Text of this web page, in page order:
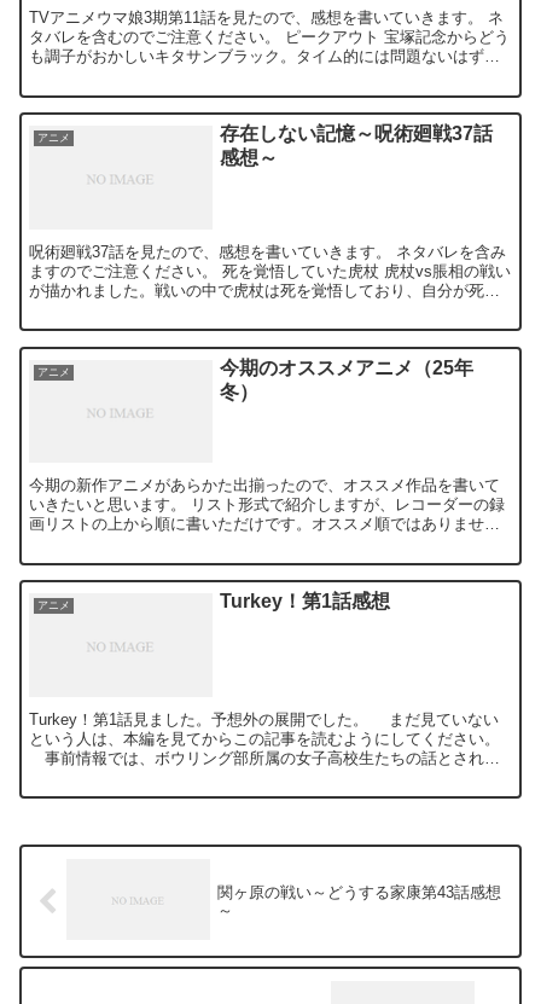
TVアニメウマ娘3期第11話を見たので、感想を書いていきます。 ネ
タバレを含むのでご注意ください。 ピークアウト 宝塚記念からどう
も調子がおかしいキタサンブラック。タイム的には問題ないはずな
アニメ
存在しない記憶～呪術廻戦37話
感想～
呪術廻戦37話を見たので、感想を書いていきます。 ネタバレを含み
ますのでご注意ください。 死を覚悟していた虎杖 虎杖vs脹相の戦い
が描かれました。戦いの中で虎杖は死を覚悟しており、自分が死ん
アニメ
今期のオススメアニメ（25年
冬）
今期の新作アニメがあらかた出揃ったので、オススメ作品を書いて
いきたいと思います。 リスト形式で紹介しますが、レコーダーの録
画リストの上から順に書いただけです。オススメ順ではありませ
アニメ Turkey！第1話感想
Turkey！第1話見ました。予想外の展開でした。 まだ見ていない
という人は、本編を見てからこの記事を読むようにしてください。
事前情報では、ボウリング部所属の女子高校生たちの話とされて
関ヶ原の戦い～どうする家康第43話感想
～